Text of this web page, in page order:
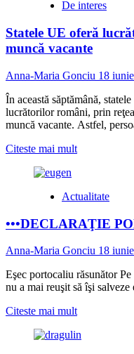
fie
la
noul
Poliţiştii
se
iau
de
nunţile
organizate
în
De interes
Statele UE oferă
muncă vacante
Anna-Maria Gonciu 18
În această săptămână,
lucrătorilor români, prin
muncă vacante. Astfel,
Citeste mai multRead
UE
lucrătorilor
81
locuri
de
vacante
Actualitate
•••DECLARAŢIE
Anna-Maria Gonciu 18
Eşec portocaliu răsunător
nu a mai reuşit să îşi
Citeste mai multRead
about